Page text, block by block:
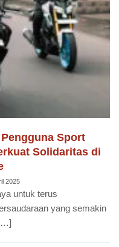
Sport
Solidaritas di
2025
untuk terus
yang semakin